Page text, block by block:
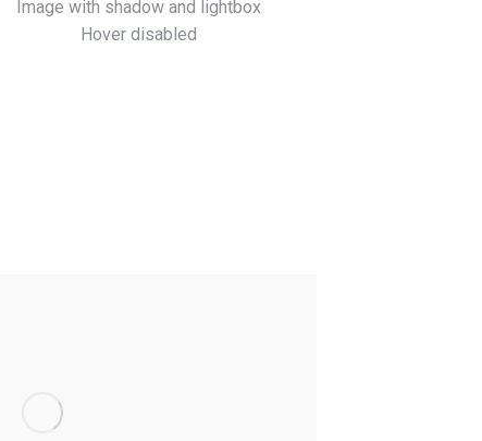
Image with shadow and lightbox
Hover disabled